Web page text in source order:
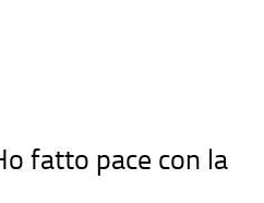
fatto pace con la